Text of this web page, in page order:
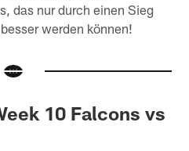
das nur durch einen Sieg
werden können!
10 Falcons vs